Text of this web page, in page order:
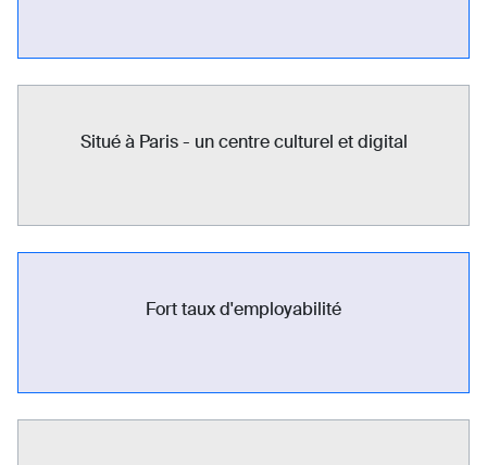
Situé à Paris - un centre culturel et digital
Fort taux d'employabilité